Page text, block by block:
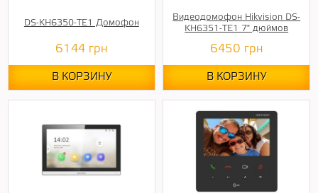
DS-KH6350-TE1 Домофон
6144 грн
В КОРЗИНУ
Видеодомофон Hikvision DS-
KH6351-TE1 7" дюймов
6450 грн
В КОРЗИНУ